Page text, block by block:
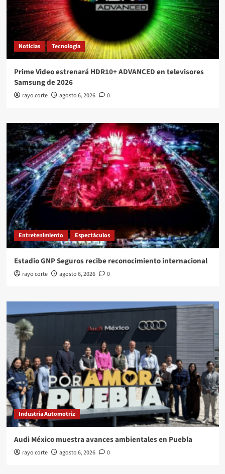
Noticias Tecnología
Prime Video estrenará HDR10+ ADVANCED en televisores
Samsung de 2026
rayo corte agosto 6, 2026 0
Entretenimiento Espectáculos
Estadio GNP Seguros recibe reconocimiento internacional
rayo corte agosto 6, 2026 0
Industria Automotriz
Audi México muestra avances ambientales en Puebla
rayo corte agosto 6, 2026 0